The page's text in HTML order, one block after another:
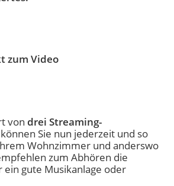
zum Video
vondrei Streaming-
können Sie nun jederzeit und so
Wohnzimmer und anderswo
zum Abhören die
ein gute Musikanlage oder